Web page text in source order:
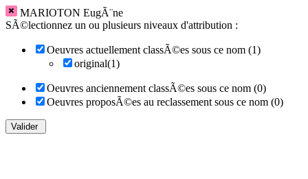
MARIOTON EugÃ¨ne
SÃ©lectionnez un ou plusieurs niveaux d'attribution :
Oeuvres actuellement classÃ©es sous ce nom (1)
original(1)
Oeuvres anciennement classÃ©es sous ce nom (0)
Oeuvres proposÃ©es au reclassement sous ce nom (0)
Valider